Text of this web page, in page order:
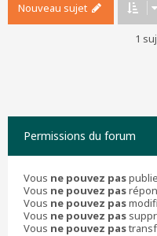
Nouveau sujet
1
Permissions du forum
Vous ne pouvez pas
Vous ne pouvez pas
Vous ne pouvez pas
Vous ne pouvez pas
Vous ne pouvez pas